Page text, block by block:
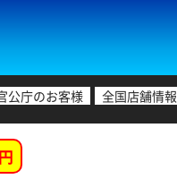
公庁のお客様 全国店舗情報